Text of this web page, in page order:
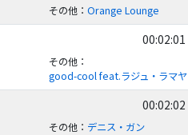
その他 ：Orange Lounge
00:02:01
その他 ：
good-cool feat.ラジュ・ラマヤ
00:02:02
その他 ： デニス・ガン